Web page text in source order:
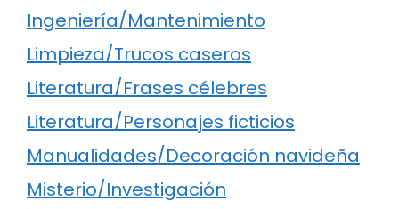
Ingeniería/Mantenimiento
Limpieza/Trucos caseros
Literatura/Frases célebres
Literatura/Personajes ficticios
Manualidades/Decoración navideña
Misterio/Investigación